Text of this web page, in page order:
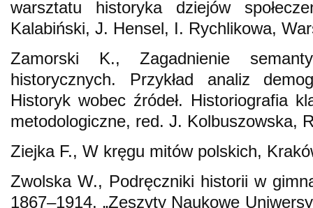
warsztatu historyka dziejów
Kalabiński, J. Hensel, I. Rychlikowa,
Zamorski K., Zagadnienie
historycznych. Przykład analiz
Historyk wobec źródeł. Historiografia
metodologiczne, red. J. Kolbuszowska,
Ziejka F., W kręgu mitów polskich,
Zwolska W., Podręczniki historii w
1867–1914, „Zeszyty Naukowe